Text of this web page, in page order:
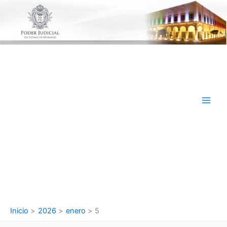
contenido
Inicio 2026 enero 5